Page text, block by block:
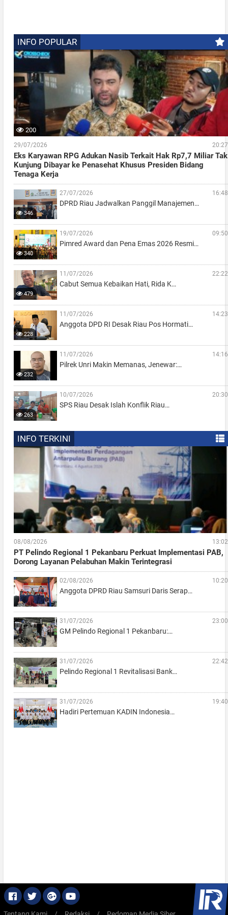
INFO POPULAR
200
29/07/2026 20:27
Eks Karyawan RPG Adukan Nasib Terkait Hak Rp7,7 Miliar Tak
Kunjung Dibayar ke Penasehat Khusus Presiden Bidang
Tenaga Kerja
346
27/07/2026 16:48
DPRD Riau Jadwalkan Panggil Manajemen…
340
19/07/2026 09:50
Pimred Award dan Pena Emas 2026 Resmi…
479
11/07/2026 22:22
Cabut Semua Kebaikan Hati, Rida K…
228
11/07/2026 14:23
Anggota DPD RI Desak Riau Pos Hormati…
232
11/07/2026 14:16
Pilrek Unri Makin Memanas, Jenewar:…
263
10/07/2026 20:30
SPS Riau Desak Islah Konflik Riau…
INFO TERKINI
08/08/2026 13:02
PT Pelindo Regional 1 Pekanbaru Perkuat Implementasi PAB,
Dorong Layanan Pelabuhan Makin Terintegrasi
02/08/2026 10:20
Anggota DPRD Riau Samsuri Daris Serap…
31/07/2026 23:00
GM Pelindo Regional 1 Pekanbaru:…
31/07/2026 22:42
Pelindo Regional 1 Revitalisasi Bank…
31/07/2026 19:40
Hadiri Pertemuan KADIN Indonesia…